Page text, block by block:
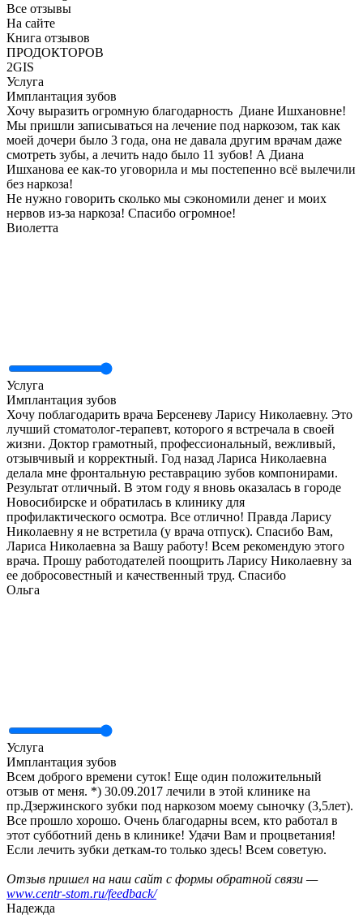
Все отзывы
На сайте
Книга отзывов
ПРОДОКТОРОВ
2GIS
Услуга
Имплантация зубов
Хочу выразить огромную благодарность Диане Ишхановне!
Мы пришли записываться на лечение под наркозом, так как
моей дочери было 3 года, она не давала другим врачам даже
смотреть зубы, а лечить надо было 11 зубов! А Диана
Ишханова ее как-то уговорила и мы постепенно всё вылечили
без наркоза!
Не нужно говорить сколько мы сэкономили денег и моих
нервов из-за наркоза! Спасибо огромное!
Виолетта
Услуга
Имплантация зубов
Хочу поблагодарить врача Берсеневу Ларису Николаевну. Это
лучший стоматолог-терапевт, которого я встречала в своей
жизни. Доктор грамотный, профессиональный, вежливый,
отзывчивый и корректный. Год назад Лариса Николаевна
делала мне фронтальную реставрацию зубов компонирами.
Результат отличный. В этом году я вновь оказалась в городе
Новосибирске и обратилась в клинику для
профилактического осмотра. Все отлично! Правда Ларису
Николаевну я не встретила (у врача отпуск). Спасибо Вам,
Лариса Николаевна за Вашу работу! Всем рекомендую этого
врача. Прошу работодателей поощрить Ларису Николаевну за
ее добросовестный и качественный труд. Спасибо
Ольга
Услуга
Имплантация зубов
Всем доброго времени суток! Еще один положительный
отзыв от меня. *) 30.09.2017 лечили в этой клинике на
пр.Дзержинского зубки под наркозом моему сыночку (3,5лет).
Все прошло хорошо. Очень благодарны всем, кто работал в
этот субботний день в клинике! Удачи Вам и процветания!
Если лечить зубки деткам-то только здесь! Всем советую.
Отзыв пришел на наш сайт с формы обратной связи —
www.centr-stom.ru/feedback/
Надежда